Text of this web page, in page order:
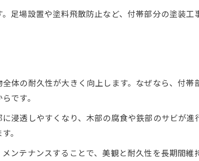
壁塗装と付帯部分の総額比較でわかる安心感
帯部分を含めた外壁塗装のメンテナンス術
壁塗装と付帯部分の劣化原因を徹底解説
壁塗装で住宅全体の資産価値を守る方法
を高めるための外壁塗装ポイント
壁塗装と付帯部分で耐久性を強化する方法
足場設置や塗料飛散防止など、付帯部分の塗装
体の耐久性が大きく向上します。なぜなら、付
です。
浸透しやすくなり、木部の腐食や鉄部のサビが
。
ンテナンスすることで、美観と耐久性を長期間